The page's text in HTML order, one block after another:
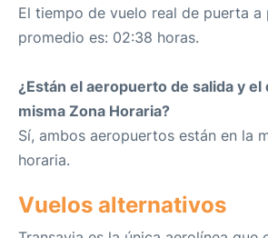
El tiempo de vuelo real de puerta a
promedio es: 02:38 horas.
¿Están el aeropuerto de salida y el
misma Zona Horaria?
Sí, ambos aeropuertos están en la
horaria.
Vuelos alternativos